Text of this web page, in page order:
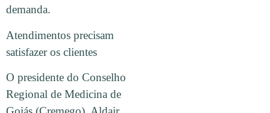
demanda.
Atendimentos precisam
satisfazer os clientes
O presidente do Conselho
Regional de Medicina de